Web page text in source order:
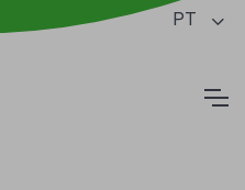
da página PT